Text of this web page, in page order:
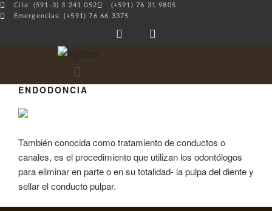
Cita: (591-3) 3 241 052
(+591) 76 31 9805
Emergencias: (+591) 76 66 3375
ENDODONCIA
También conocida como tratamiento de conductos o
canales, es el procedimiento que utilizan los odontólogos
para eliminar en parte o en su totalidad- la pulpa del diente y
sellar el conducto pulpar.